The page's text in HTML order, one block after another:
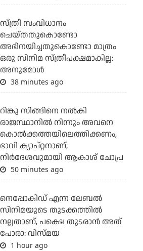
സ്ത്രീ സംവിധാനം
ചെയ്തതുകൊണ്ടോ
അഭിനയിച്ചതുകൊണ്ടോ മാത്രം
ഒരു സിനിമ സ്ത്രീപക്ഷമാകില്ല:
അനുമോൾ
38 minutes ago
റിങ്കു സിങ്ങിനെ നൽകി
രാജസ്ഥാനിൽ നിന്നും അവനെ
കൊൽ‌ക്കത്തയിലെത്തിക്കണം,
ഭാവി ക്യാപ്റ്റനാണ്;
നിർദേശവുമായി ആകാശ് ചോപ്ര
50 minutes ago
നെപ്പോകിഡ് എന്ന ലേബൽ
സിനിമയുടെ തുടക്കത്തിൽ
നല്ലതാണ്, പക്ഷെ തുടരാൻ അത്
പോരാ: വിസ്മയ
1 hour ago